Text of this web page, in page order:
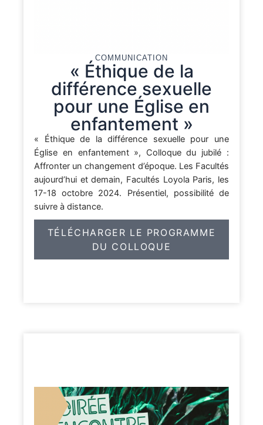
COMMUNICATION
« Éthique de la
différence sexuelle
pour une Église en
enfantement »
« Éthique de la différence sexuelle pour une
Église en enfantement », Colloque du jubilé :
Affronter un changement d’époque. Les Facultés
aujourd’hui et demain, Facultés Loyola Paris, les
17-18 octobre 2024. Présentiel, possibilité de
suivre à distance.
TÉLÉCHARGER LE PROGRAMME
DU COLLOQUE